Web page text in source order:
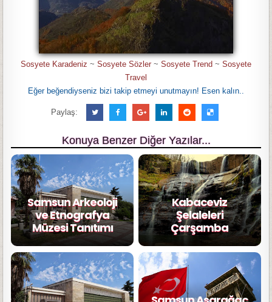
Sosyete Karadeniz ~ Sosyete Sözler ~ Sosyete Trend ~ Sosyete
Travel
Eğer beğendiyseniz bizi takip etmeyi unutmayın! Esen kalın..
Paylaş:
Konuya Benzer Diğer Yazılar...
Samsun Arkeoloji
ve Etnografya
Müzesi Tanıtımı
Kabaceviz
Şelaleleri
Çarşamba